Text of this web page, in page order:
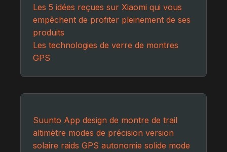
Les 5 idées reçues sur Xiaomi qui vous
empêchent de profiter pleinement de ses
produits
Les technologies de verre de montres
GPS
Suunto App design de montre de trail
altimètre modes de précision version
solaire raids GPS autonomie solide mode